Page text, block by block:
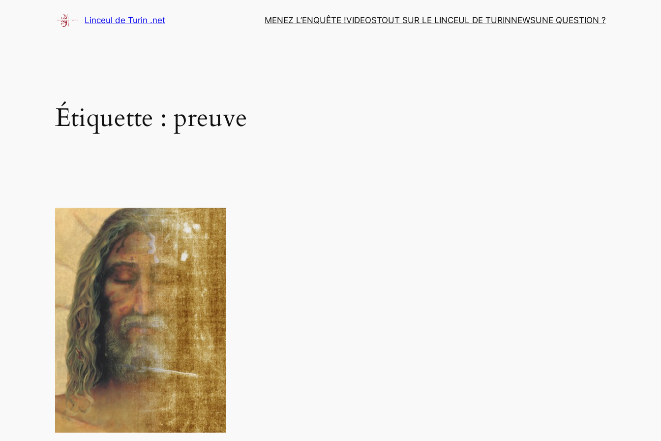
Linceul de Turin .net MENEZ L’ENQUÊTE !VIDEOSTOUT SUR LE LINCEUL DE TURINNEWSUNE QUESTION ?
Étiquette : preuve